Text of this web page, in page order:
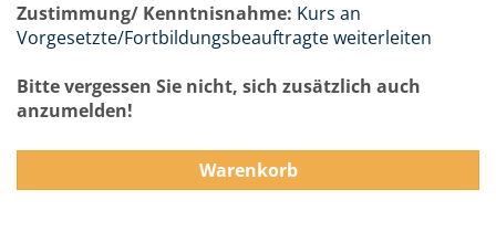
Zustimmung/ Kenntnisnahme: Kurs an
Vorgesetzte/Fortbildungsbeauftragte weiterleiten
Bitte vergessen Sie nicht, sich zusätzlich auch
anzumelden!
Warenkorb